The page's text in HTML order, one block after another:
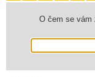
O čem se vám